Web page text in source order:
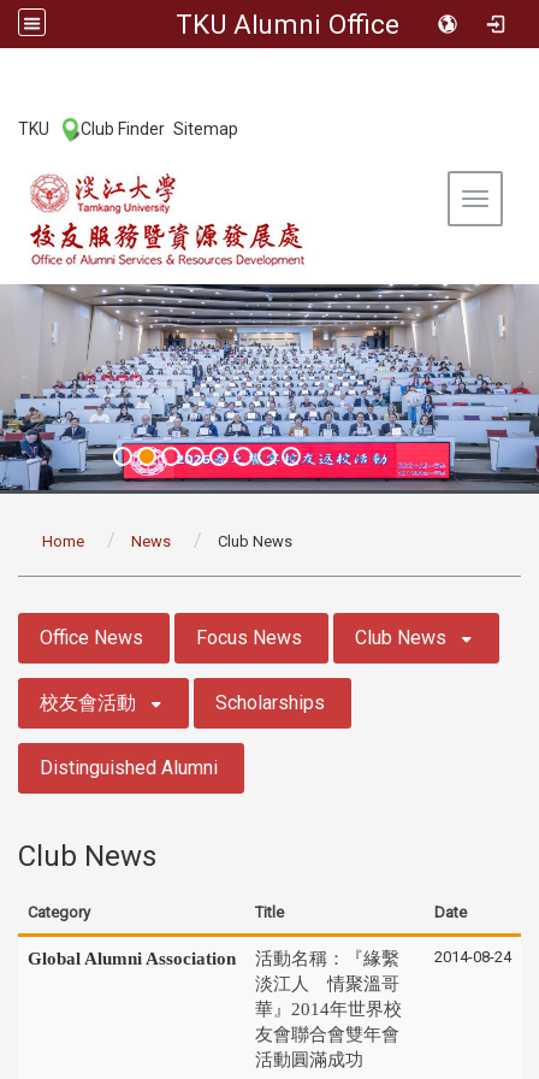
TKU Alumni Office
TKU Club Finder Sitemap
Toggle
Home News Club News
Office News Focus News Club News
校友會活動 Scholarships
Distinguished Alumni
Club News
Category Title Date
Global Alumni Association
活動名稱：『緣繫
淡江人 情聚溫哥
華』2014年世界校
友會聯合會雙年會
活動圓滿成功
2014-08-24